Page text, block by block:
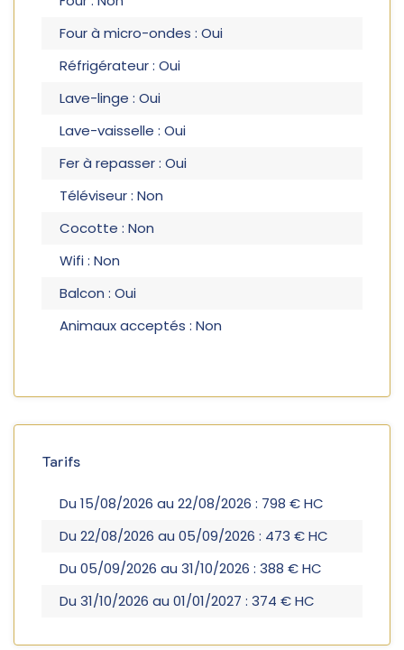
Four à micro-ondes : Oui
Réfrigérateur : Oui
Lave-linge : Oui
Lave-vaisselle : Oui
Fer à repasser : Oui
Téléviseur : Non
Cocotte : Non
Wifi : Non
Balcon : Oui
Animaux acceptés : Non
Tarifs
Du 15/08/2026 au 22/08/2026 : 798 € HC
Du 22/08/2026 au 05/09/2026 : 473 € HC
Du 05/09/2026 au 31/10/2026 : 388 € HC
Du 31/10/2026 au 01/01/2027 : 374 € HC